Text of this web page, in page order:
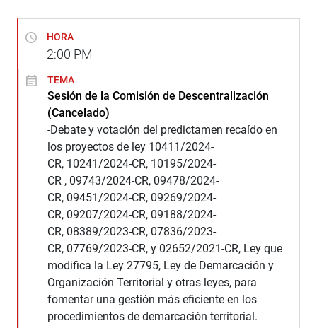
HORA
2:00 PM
TEMA
Sesión de la Comisión de Descentralización
(Cancelado)
-Debate y votación del predictamen recaído en
los proyectos de ley 10411/2024-
CR, 10241/2024-CR, 10195/2024-
CR , 09743/2024-CR, 09478/2024-
CR, 09451/2024-CR, 09269/2024-
CR, 09207/2024-CR, 09188/2024-
CR, 08389/2023-CR, 07836/2023-
CR, 07769/2023-CR, y 02652/2021-CR, Ley que
modifica la Ley 27795, Ley de Demarcación y
Organización Territorial y otras leyes, para
fomentar una gestión más eficiente en los
procedimientos de demarcación territorial.